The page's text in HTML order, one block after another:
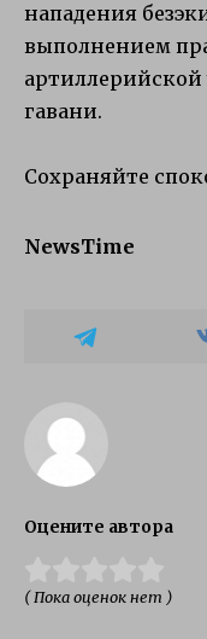
нападения
выполнением
гавани.
Сохраняйте
NewsTime
Оцените автора
( Пока оценок нет )